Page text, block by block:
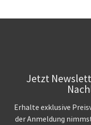
Jetzt
Erhalte exklusive
der Anmeldung